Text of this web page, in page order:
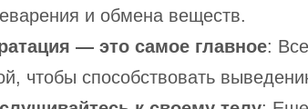
и обмена веществ.
— это самое главное:
чтобы способствовать